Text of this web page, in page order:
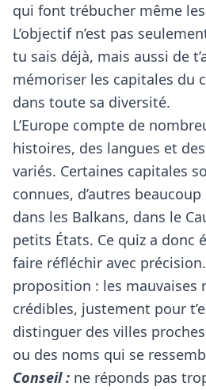
qui font trébucher même
L’objectif n’est pas
tu sais déjà, mais aussi de
mémoriser les capitales du
dans toute sa diversité.
L’Europe compte de
histoires, des langues et
variés. Certaines capitales
connues, d’autres
dans les Balkans, dans le
petits États. Ce quiz a donc
faire réfléchir avec
proposition : les mauvaises
crédibles, justement pour
distinguer des villes
ou des noms qui se
Conseil : ne réponds pas